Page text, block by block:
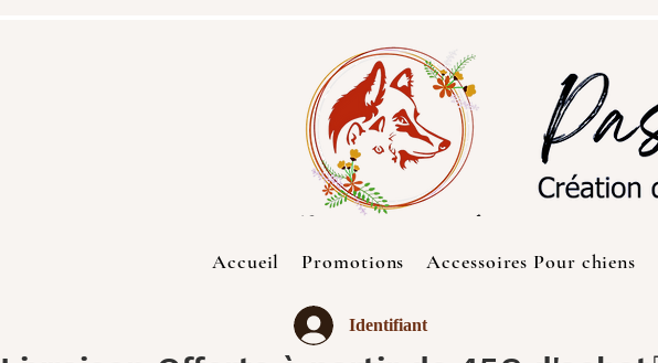
Accueil Promotions Accessoires Pour chiens
Identifiant